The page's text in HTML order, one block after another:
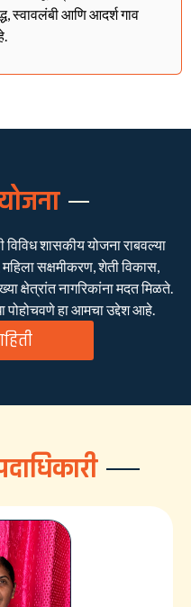
स्वावलंबी आणि आदर्श गाव
विविध शासकीय योजना राबवल्या
महिला सक्षमीकरण, शेती विकास,
क्षेत्रांत नागरिकांना मदत मिळते.
पोहोचवणे हा आमचा उद्देश आहे.